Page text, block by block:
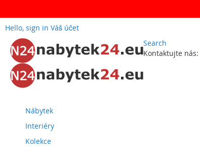
Hello, sign in Váš účet
Search
Kontaktujte nás:
na
obsah
Nábytek
Interiéry
Kolekce